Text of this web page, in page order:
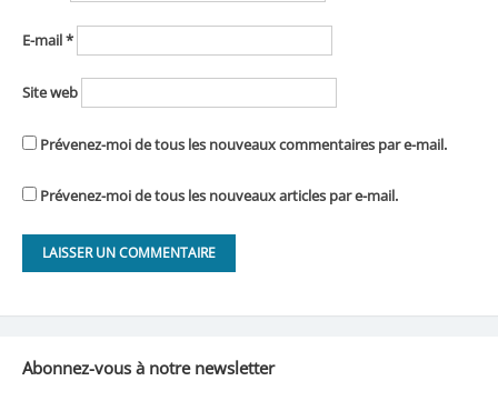
E-mail*
Site web
Prévenez-moi de tous les nouveaux commentaires par e-mail.
Prévenez-moi de tous les nouveaux articles par e-mail.
Abonnez-vous à notre newsletter